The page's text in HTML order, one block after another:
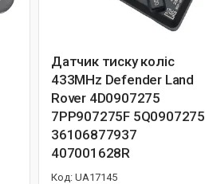
Датчик тиску коліс
433MHz Defender Land
Rover 4D0907275
7PP907275F 5Q0907275
36106877937
407001628R
UA17145